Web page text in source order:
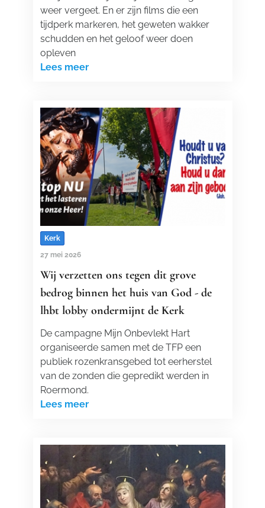
weer vergeet. En er zijn films die een
tijdperk markeren, het geweten wakker
schudden en het geloof weer doen
opleven
Lees meer
Kerk
27 mei 2026
Wij verzetten ons tegen dit grove
bedrog binnen het huis van God - de
lhbt lobby ondermijnt de Kerk
De campagne Mijn Onbevlekt Hart
organiseerde samen met de TFP een
publiek rozenkransgebed tot eerherstel
van de zonden die gepredikt werden in
Roermond.
Lees meer